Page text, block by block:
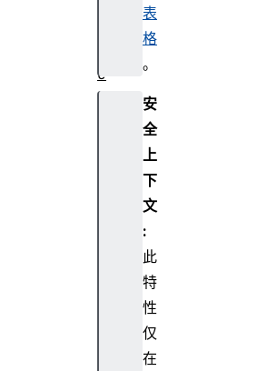
表
格
。
安
全
上
下
文
:
此
特
性
仅
在
e
r